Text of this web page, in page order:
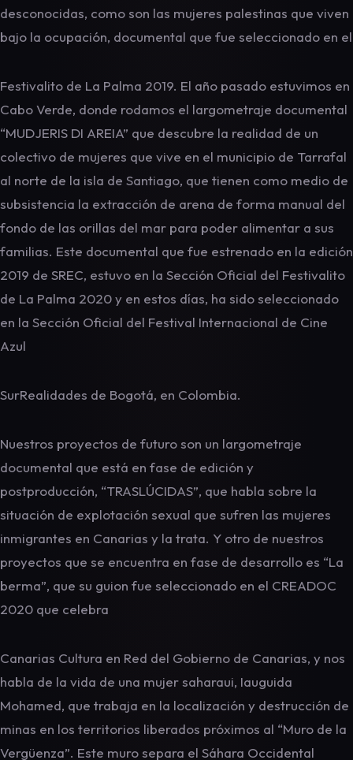
desconocidas, como son las mujeres palestinas que viven
bajo la ocupación, documental que fue seleccionado en el
Festivalito de La Palma 2019. El año pasado estuvimos en
Cabo Verde, donde rodamos el largometraje documental
“MUDJERIS DI AREIA” que descubre la realidad de un
colectivo de mujeres que vive en el municipio de Tarrafal
al norte de la isla de Santiago, que tienen como medio de
subsistencia la extracción de arena de forma manual del
fondo de las orillas del mar para poder alimentar a sus
familias. Este documental que fue estrenado en la edición
2019 de SREC, estuvo en la Sección Oficial del Festivalito
de La Palma 2020 y en estos días, ha sido seleccionado
en la Sección Oficial del Festival Internacional de Cine
Azul
SurRealidades de Bogotá, en Colombia.
Nuestros proyectos de futuro son un largometraje
documental que está en fase de edición y
postproducción, “TRASLÚCIDAS”, que habla sobre la
situación de explotación sexual que sufren las mujeres
inmigrantes en Canarias y la trata. Y otro de nuestros
proyectos que se encuentra en fase de desarrollo es “La
berma”, que su guion fue seleccionado en el CREADOC
2020 que celebra
Canarias Cultura en Red del Gobierno de Canarias, y nos
habla de la vida de una mujer saharaui, Iauguida
Mohamed, que trabaja en la localización y destrucción de
minas en los territorios liberados próximos al “Muro de la
Vergüenza”. Este muro separa el Sáhara Occidental